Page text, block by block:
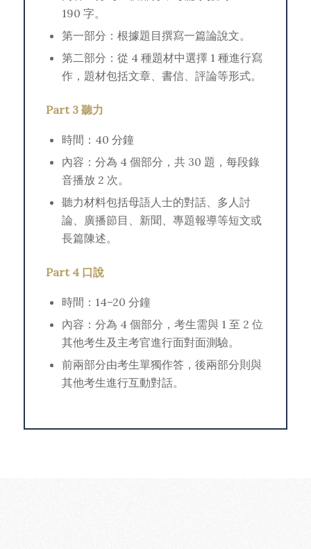
190 字。
第一部分：根據題目撰寫一篇論說文。
第二部分：從 4 種題材中選擇 1 種進行寫
作，題材包括文章、書信、評論等形式。
Part 3 聽力
時間：40 分鐘
內容：分為 4 個部分，共 30 題，每段錄
音播放 2 次。
聽力材料包括母語人士的對話、多人討
論、廣播節目、新聞、專題報導等短文或
長篇陳述。
Part 4 口說
時間：14–20 分鐘
內容：分為 4 個部分，考生需與 1 至 2 位
其他考生及主考官進行面對面測驗。
前兩部分由考生單獨作答，後兩部分則與
其他考生進行互動對話。